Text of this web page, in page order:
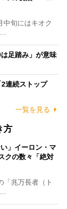
旬にはキオク
足踏み」が意味
2連続ストップ
一覧を見る
方
」イーロン・マ
クの数々「絶対
兆万長者（ト